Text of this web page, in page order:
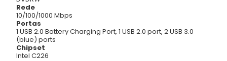
Rede
10/100/1000 Mbps
Portas
1 USB 2.0 Battery Charging Port, 1 USB 2.0 port, 2 USB 3.0
(blue) ports
Chipset
Intel C226